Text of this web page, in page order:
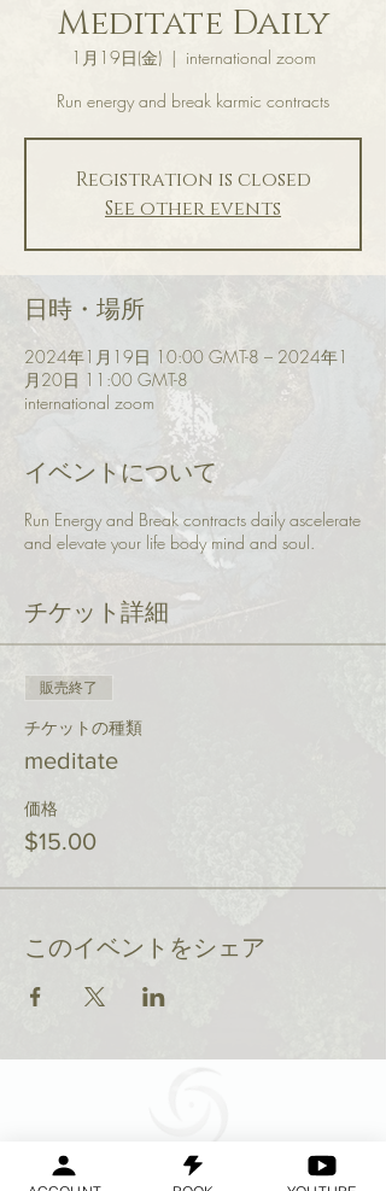
Meditate Daily
1月19日(金)
  |
international zoom
Run energy and break karmic contracts
Registration is closed
See other events
日時・場所
2024年1月19日 10:00 GMT-8 – 2024年1
月20日 11:00 GMT-8
international zoom
イベントについて
Run Energy and Break contracts daily ascelerate
and elevate your life body mind and soul.
チケット詳細
販売終了
チケットの種類
meditate
価格
$15.00
このイベントをシェア
Geraldine